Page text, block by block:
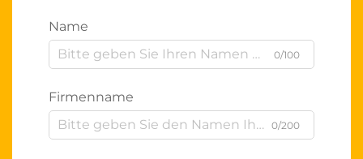
Name
0/100
Firmenname
0/200